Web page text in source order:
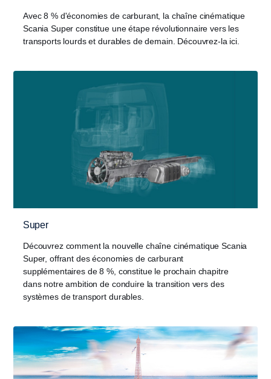
Avec 8 % d'économies de carburant, la chaîne cinématique
Scania Super constitue une étape révolutionnaire vers les
transports lourds et durables de demain. Découvrez-la ici.
Super
Découvrez comment la nouvelle chaîne cinématique Scania
Super, offrant des économies de carburant
supplémentaires de 8 %, constitue le prochain chapitre
dans notre ambition de conduire la transition vers des
systèmes de transport durables.